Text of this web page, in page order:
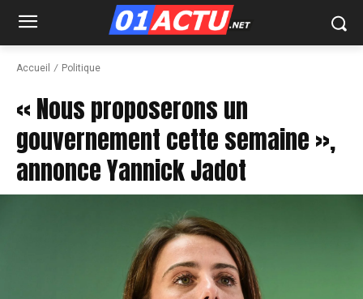
Accueil Politique
« Nous proposerons un
gouvernement cette semaine »,
annonce Yannick Jadot